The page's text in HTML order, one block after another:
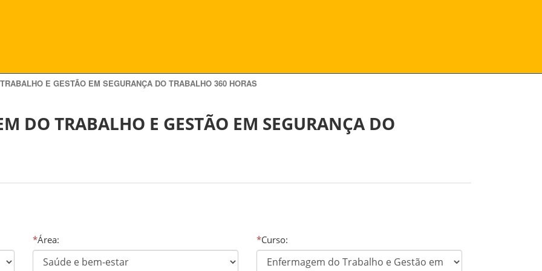
E GESTÃO EM SEGURANÇA DO TRABALHO 360 HORAS
DO TRABALHO E GESTÃO EM SEGURANÇA DO
*Área: *Curso: